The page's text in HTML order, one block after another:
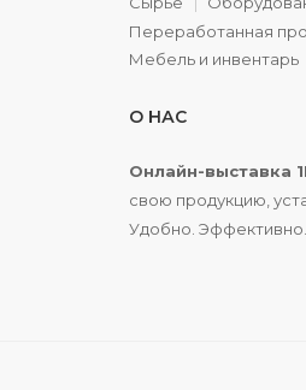
Переработанная
Мебель и инвентарь
О НАС
Онлайн-выставка
свою продукцию,
Удобно. Эффективно.